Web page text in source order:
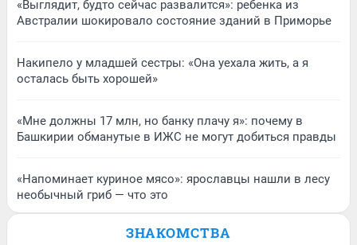
«Выглядит, будто сейчас развалится»: ребенка из
Австралии шокировало состояние зданий в Приморье
Накипело у младшей сестры: «Она уехала жить, а я
осталась быть хорошей»
«Мне должны 17 млн, но банку плачу я»: почему в
Башкирии обманутые в ИЖС не могут добиться правды
«Напоминает куриное мясо»: ярославцы нашли в лесу
необычный гриб — что это
ЗНАКОМСТВА